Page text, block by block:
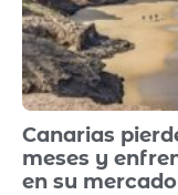
Canarias
meses y
en su